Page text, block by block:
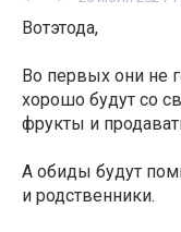
Вотэтода,
Во первых они не
хорошо будут со
фрукты и
А обиды будут
и родственники.